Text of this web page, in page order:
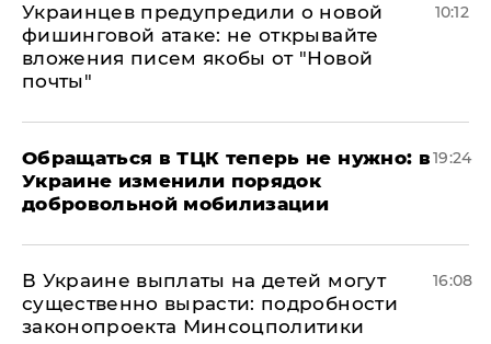
Украинцев предупредили о новой
фишинговой атаке: не открывайте
вложения писем якобы от "Новой
почты"
10:12
Обращаться в ТЦК теперь не нужно: в
Украине изменили порядок
добровольной мобилизации
19:24
В Украине выплаты на детей могут
существенно вырасти: подробности
законопроекта Минсоцполитики
16:08